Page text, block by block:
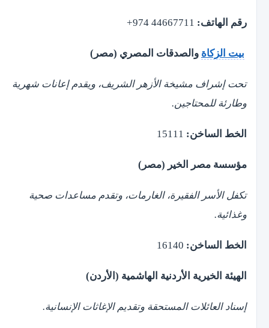
رقم الهاتف:
بيت الزكاة والصدقات المصري (مصر)
تحت إشراف مشيخة الأزهر الشريف، ويقدم إعانات شهرية
وطارئة للمحتاجين.
الخط الساخن:
مؤسسة مصر الخير (مصر)
تكفل الأسر الفقيرة، الغارمات، وتقدم مساعدات صحية
وغذائية.
الخط الساخن:
الهيئة الخيرية الأردنية الهاشمية (الأردن)
إسناد العائلات المستحقة وتقديم الإغاثات الإنسانية.